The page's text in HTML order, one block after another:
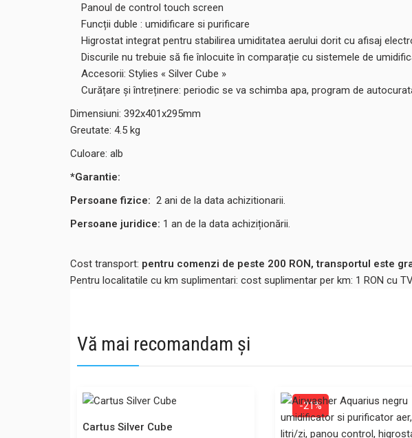
Panoul de control touch screen
Funcții duble : umidificare si purificare
Higrostat integrat pentru stabilirea umiditatea aerului dorit cu afisaj
Discurile nu trebuie să fie înlocuite în comparație cu sistemele de
Accesorii: Stylies « Silver Cube »
Curățare și întreținere: periodic se va schimba apa, program de
Dimensiuni: 392x401x295mm
Greutate: 4.5 kg
Culoare: alb
*Garantie:
Persoane fizice: 2 ani de la data achizitionarii.
Persoane juridice: 1 an de la data achiziționării.
Cost transport: pentru comenzi de peste 200 RON, transportul este
Pentru localitatile cu km suplimentari: cost suplimentar per km: 1 RON cu
Vă mai recomandam și
Cartus Silver Cube
-21%